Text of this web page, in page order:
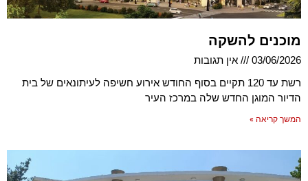
מוכנים להשקה
03/06/2026
אין תגובות
רשת עד 120 תקיים בסוף החודש אירוע חשיפה לעיתונאים של בית
הדיור המוגן החדש שלה במרכז העיר
המשך קריאה »